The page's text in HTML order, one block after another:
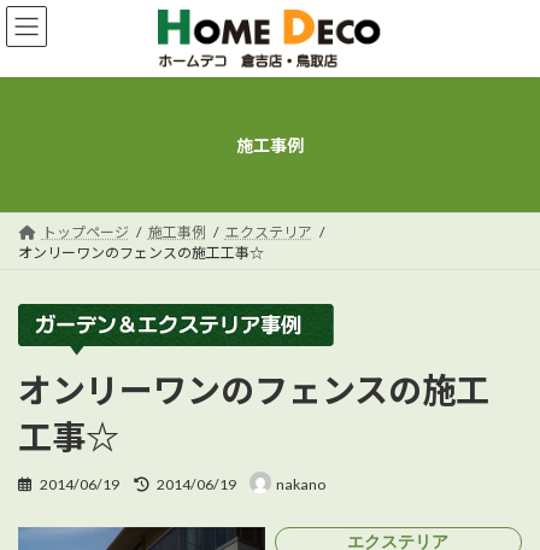
コ
ン
ン
ナ
ビ
ー
施工事例
トップページ 施工事例
エクステリア
オンリーワンのフェンスの施工工事☆
オンリーワンのフェンスの施工
工事☆
2014/06/19
最
更
新
2014/06/19 nakano
エクステリア